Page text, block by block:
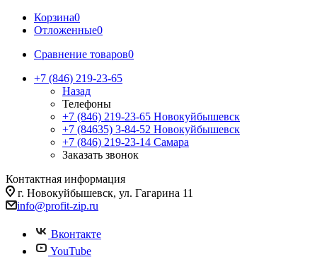
Корзина0
Отложенные0
Сравнение товаров0
+7 (846) 219-23-65
Назад
Телефоны
+7 (846) 219-23-65 Новокуйбышевск
+7 (84635) 3-84-52 Новокуйбышевск
+7 (846) 219-23-14 Самара
Заказать звонок
Контактная информация
г. Новокуйбышевск, ул. Гагарина 11
info@profit-zip.ru
Вконтакте
YouTube